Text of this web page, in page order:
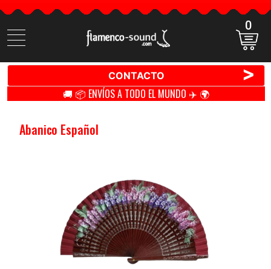
Buscar
productos
0
CONTACTO >
🚚 📦 ENVÍOS A TODO EL MUNDO ✈️ 🌍
Abanico Español